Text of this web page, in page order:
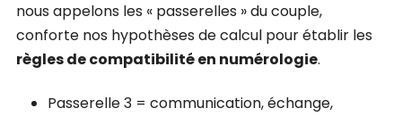
nous appelons les « passerelles » du couple,
conforte nos hypothèses de calcul pour établir les
règles de compatibilité en numérologie.
Passerelle 3 = communication, échange,